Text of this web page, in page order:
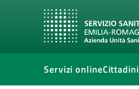
Servizi onlineCittadini